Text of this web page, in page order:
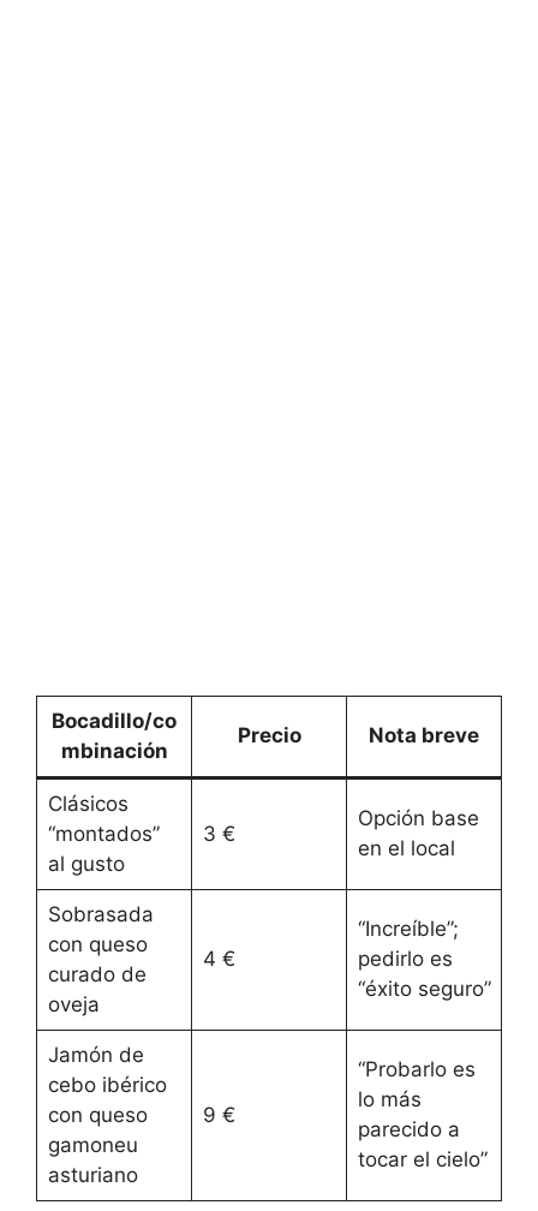
Bocadillo/co
mbinación
Precio Nota breve
Clásicos
“montados”
al gusto
3 €
Opción base
en el local
Sobrasada
con queso
curado de
oveja
4 €
“Increíble”;
pedirlo es
“éxito seguro”
Jamón de
cebo ibérico
con queso
gamoneu
asturiano
9 €
“Probarlo es
lo más
parecido a
tocar el cielo”